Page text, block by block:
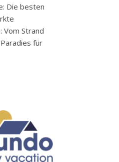
Die besten
Vom Strand
für